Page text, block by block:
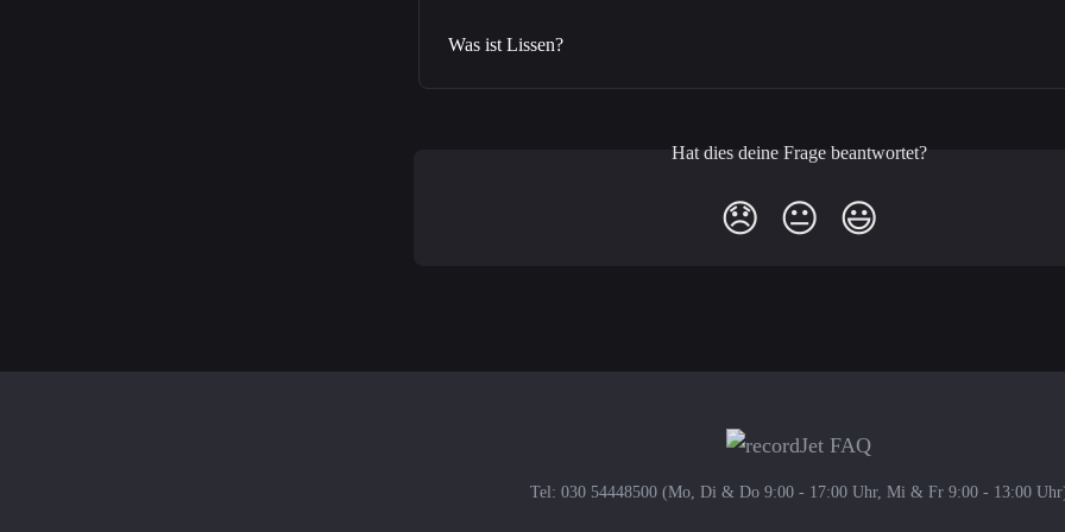
Was ist Lissen?
Hat dies deine Frage beantwortet?
😞 😐 😃
Tel: 030 54448500 (Mo, Di & Do 9:00 - 17:00 Uhr, Mi & Fr 9:00 - 13:00